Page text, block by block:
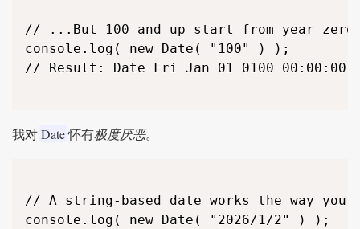
// ...But 100 and up start from year
console.log( new Date( "100" ) );
// Result: Date Fri Jan 01 0100 00:00:00
我对 Date 怀有极度厌恶。
// A string-based date works the way you
console.log( new Date( "2026/1/2" ) );